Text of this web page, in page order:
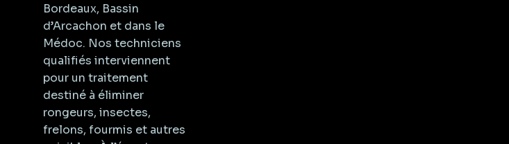
Bordeaux, Bassin
d’Arcachon et dans le
Médoc. Nos techniciens
qualifiés interviennent
pour un traitement
destiné à éliminer
rongeurs, insectes,
frelons, fourmis et autres